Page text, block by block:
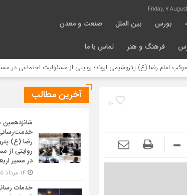
Friday, 7 August
بورس بین الملل صنعت و معدن
فرهنگ و هنر تماس با ما
(ع) پتروشیمی اروند؛ روایتی از مسئولیت اجتماعی در مسیر اربعین
10
آخرین مطالب
رضا (ع)
روایتی از
در مسیر
خدمات